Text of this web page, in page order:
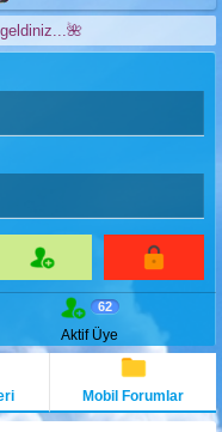
62
Aktif Üye
Mobil Forumlar